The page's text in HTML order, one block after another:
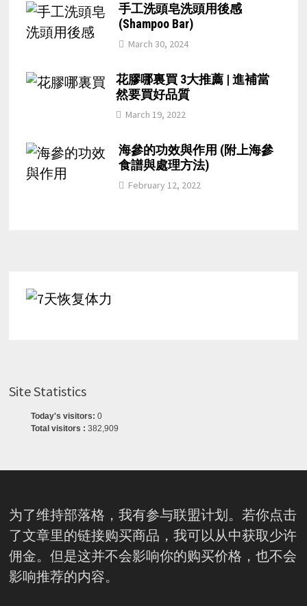
手工洗頭皂洗頭用後感
(Shampoo Bar)
March 30, 2024
花膠哪裏買 3大推薦 | 進補當
然要買好品質
March 19, 2022
海參的功效與作用 (附上海參
食譜與處理方法)
February 12, 2022
Site Statistics
Today's visitors: 0
Total visitors : 382,909
为了维持部落格，我有参与联盟计划。若你点击
了文章里的链接购买商品，我可以从中获取少许
佣金。但是这并不会影响你的购买价格，也不会
影响推荐的内容。